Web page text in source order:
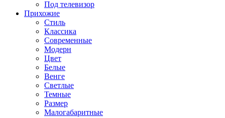
Под телевизор
Прихожие
Стиль
Классика
Современные
Модерн
Цвет
Белые
Венге
Светлые
Темные
Размер
Малогабаритные